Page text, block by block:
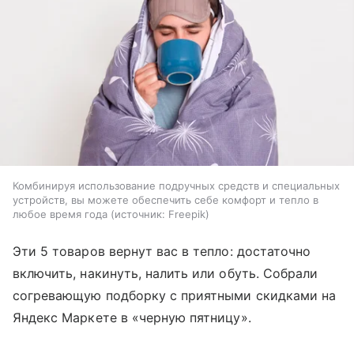
Комбинируя использование подручных средств и специальных
устройств, вы можете обеспечить себе комфорт и тепло в
любое время года
источник: Freepik
Эти 5 товаров вернут вас в тепло: достаточно
включить, накинуть, налить или обуть. Собрали
согревающую подборку с приятными скидками на
Яндекс Маркете в «черную пятницу».